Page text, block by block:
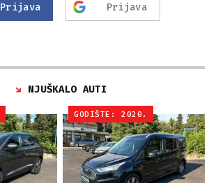
Prijava Prijava
NJUŠKALO AUTI
GODIŠTE: 2020.